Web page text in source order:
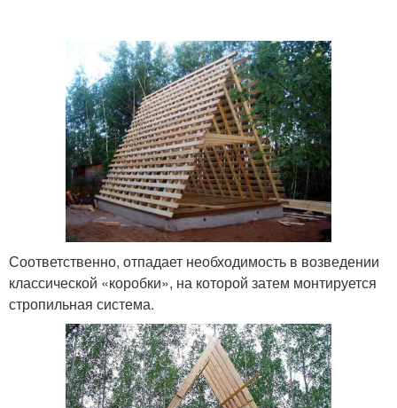
Соответственно, отпадает необходимость в возведении
классической «коробки», на которой затем монтируется
стропильная система.